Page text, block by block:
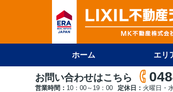
ホーム エリ
お問い合わせはこちら
営業時間： 10：00～19：00 定休日： 火曜日・